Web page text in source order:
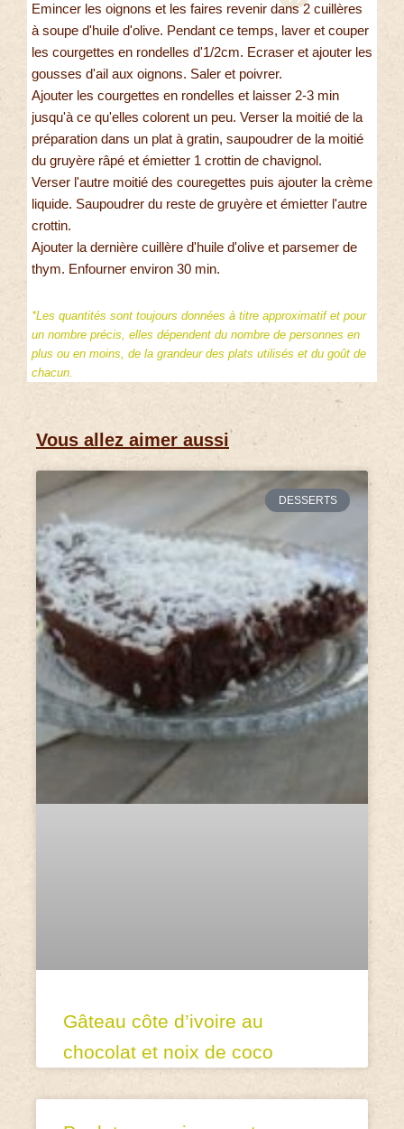
Emincer les oignons et les faires revenir dans 2 cuillères
à soupe d'huile d'olive. Pendant ce temps, laver et couper
les courgettes en rondelles d'1/2cm. Ecraser et ajouter les
gousses d'ail aux oignons. Saler et poivrer.
Ajouter les courgettes en rondelles et laisser 2-3 min
jusqu'à ce qu'elles colorent un peu. Verser la moitié de la
préparation dans un plat à gratin, saupoudrer de la moitié
du gruyère râpé et émietter 1 crottin de chavignol.
Verser l'autre moitié des couregettes puis ajouter la crème
liquide. Saupoudrer du reste de gruyère et émietter l'autre
crottin.
Ajouter la dernière cuillère d'huile d'olive et parsemer de
thym. Enfourner environ 30 min.
*Les quantités sont toujours données à titre approximatif et pour
un nombre précis, elles dépendent du nombre de personnes en
plus ou en moins, de la grandeur des plats utilisés et du goût de
chacun.
Vous allez aimer aussi
DESSERTS
Gâteau côte d’ivoire au
chocolat et noix de coco